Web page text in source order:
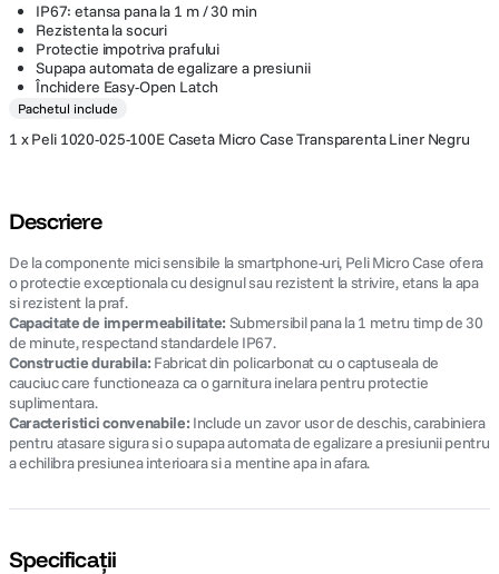
IP67: etansa pana la 1 m / 30 min
Rezistenta la socuri
Protectie impotriva prafului
Supapa automata de egalizare a presiunii
Închidere Easy-Open Latch
Pachetul include
1 x Peli 1020-025-100E Caseta Micro Case Transparenta Liner Negru
Descriere
De la componente mici sensibile la smartphone-uri, Peli Micro Case ofera
o protectie exceptionala cu designul sau rezistent la strivire, etans la apa
si rezistent la praf.
Capacitate de impermeabilitate: Submersibil pana la 1 metru timp de 30
de minute, respectand standardele IP67.
Constructie durabila: Fabricat din policarbonat cu o captuseala de
cauciuc care functioneaza ca o garnitura inelara pentru protectie
suplimentara.
Caracteristici convenabile: Include un zavor usor de deschis, carabiniera
pentru atasare sigura si o supapa automata de egalizare a presiunii pentru
a echilibra presiunea interioara si a mentine apa in afara.
Specificații